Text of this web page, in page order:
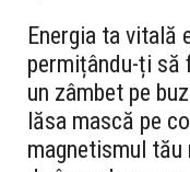
Energia ta vitală
permițându-ți să
un zâmbet pe
lăsa mască pe
magnetismul tău